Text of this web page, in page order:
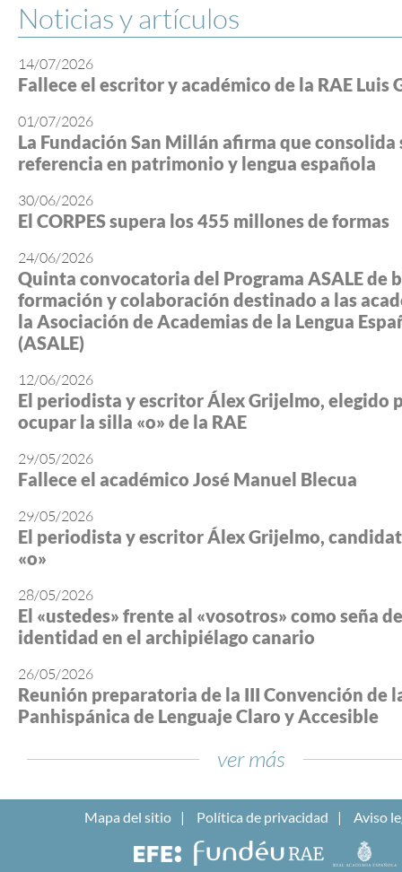
Noticias y artículos
14/07/2026
Fallece el escritor y académico de la RAE Luis
01/07/2026
La Fundación San Millán afirma que consolida
referencia en patrimonio y lengua española
30/06/2026
El CORPES supera los 455 millones de formas
24/06/2026
Quinta convocatoria del Programa ASALE de
formación y colaboración destinado a las
la Asociación de Academias de la Lengua
(ASALE)
12/06/2026
El periodista y escritor Álex Grijelmo, elegido
ocupar la silla «o» de la RAE
29/05/2026
Fallece el académico José Manuel Blecua
29/05/2026
El periodista y escritor Álex Grijelmo,
«o»
28/05/2026
El «ustedes» frente al «vosotros» como seña de
identidad en el archipiélago canario
26/05/2026
Reunión preparatoria de la III Convención de
Panhispánica de Lenguaje Claro y Accesible
ver más
Mapa del sitio Política de privacidad Aviso